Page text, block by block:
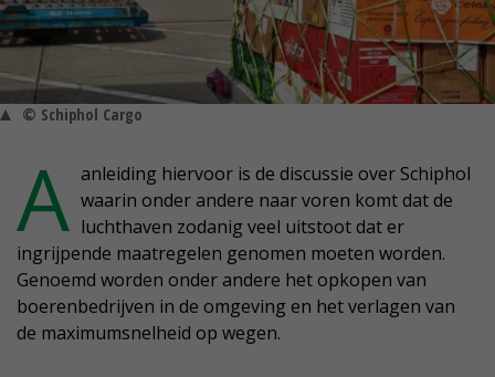
© Schiphol Cargo
A anleiding hiervoor is de discussie over Schiphol
waarin onder andere naar voren komt dat de
luchthaven zodanig veel uitstoot dat er
ingrijpende maatregelen genomen moeten worden.
Genoemd worden onder andere het opkopen van
boerenbedrijven in de omgeving en het verlagen van
de maximumsnelheid op wegen.